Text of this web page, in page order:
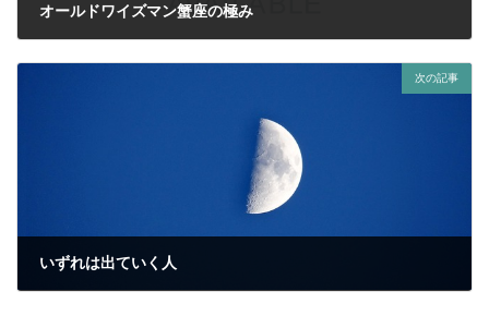
オールドワイズマン蟹座の極み
次の記事
いずれは出ていく人